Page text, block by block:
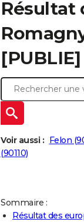
Résultat
[PUBLIE]
Voir aussi : Felon
(90110)
Sommaire :
Résultat des